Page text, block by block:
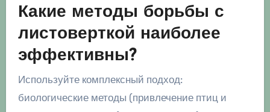
Какие методы борьбы с
листоверткой наиболее
эффективны?
Используйте комплексный подход:
биологические методы (привлечение птиц и